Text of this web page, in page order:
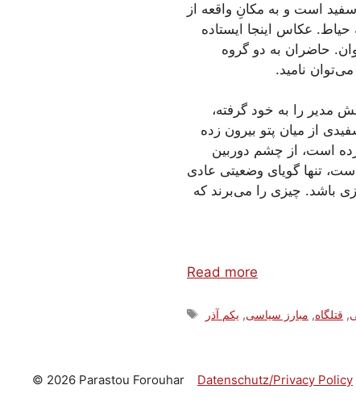
فروهر را نشان می‌دهد در شب یکم آذر سال ۱۳۷۷. سیاه و سفید است و به مکانِ واقعه از
حیاط. عکاس اینجا ایستاده
حاضران به دو گروه
نامید.
مدیر را به خود گرفته،
از میان پتو بیرون زده
است، از چشم دوربین
تنها گویای وضعیتی عادی
باشد. چیزی را می‌برند که
Read more
Tags , قتلگاه, مبارز سیاسی, یکم آذر
© 2026 Parastou Forouhar Datenschutz/Privacy Policy